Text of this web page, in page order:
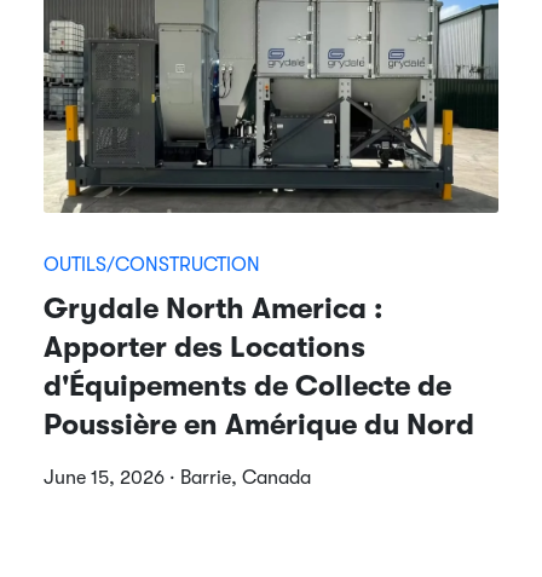
OUTILS/CONSTRUCTION
Grydale North America :
Apporter des Locations
d'Équipements de Collecte de
Poussière en Amérique du Nord
June 15, 2026 · Barrie, Canada